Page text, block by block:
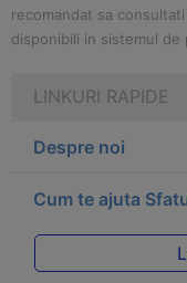
recomandat sa
disponibili in sistemul de
LINKURI RAPIDE
Despre noi
Cum te ajuta